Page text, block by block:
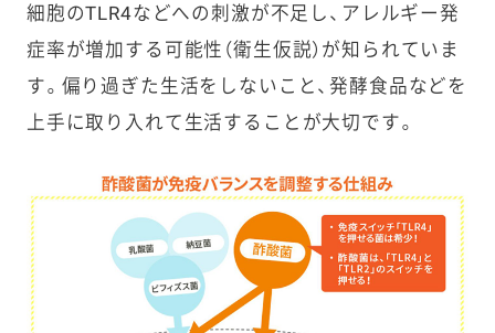
細胞のTLR4などへの刺激が不足し、アレルギー発
症率が増加する可能性（衛生仮説）が知られていま
す。偏り過ぎた生活をしないこと、発酵食品などを
上手に取り入れて生活することが大切です。